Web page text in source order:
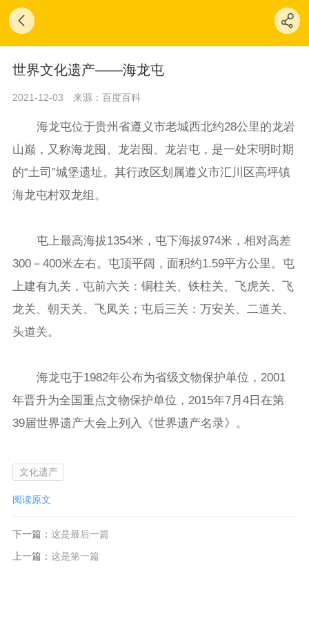
世界文化遗产——海龙屯
2021-12-03 来源：百度百科
海龙屯位于贵州省遵义市老城西北约28公里的龙岩
山巅，又称海龙囤、龙岩囤、龙岩屯，是一处宋明时期
的“土司”城堡遗址。其行政区划属遵义市汇川区高坪镇
海龙屯村双龙组。
屯上最高海拔1354米，屯下海拔974米，相对高差
300－400米左右。屯顶平阔，面积约1.59平方公里。屯
上建有九关，屯前六关：铜柱关、铁柱关、飞虎关、飞
龙关、朝天关、飞凤关；屯后三关：万安关、二道关、
头道关。
海龙屯于1982年公布为省级文物保护单位，2001
年晋升为全国重点文物保护单位，2015年7月4日在第
39届世界遗产大会上列入《世界遗产名录》。
文化遗产
阅读原文
下一篇：这是最后一篇
上一篇：这是第一篇